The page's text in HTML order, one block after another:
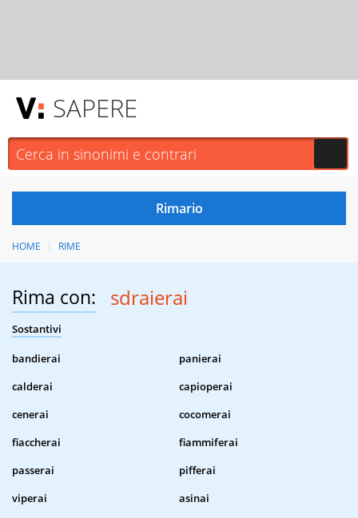
SAPERE
HOME RIME
Rima con: sdraierai
Sostantivi
bandierai
panierai
calderai
capioperai
cenerai
cocomerai
fiaccherai
fiammiferai
passerai
pifferai
viperai
asinai